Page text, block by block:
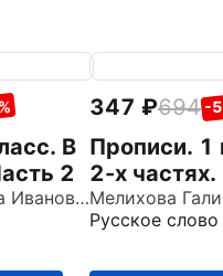
В
2
Мелихова Галина Ивановна
347 694 -
Прописи. 1
2-х частях.
Русское слово